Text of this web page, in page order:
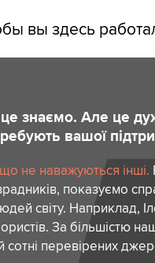
вы здесь
знаємо. Але це
вашої
не наважуються інші.
показуємо
світу. Наприклад,
За більшістю
сотні перевірених